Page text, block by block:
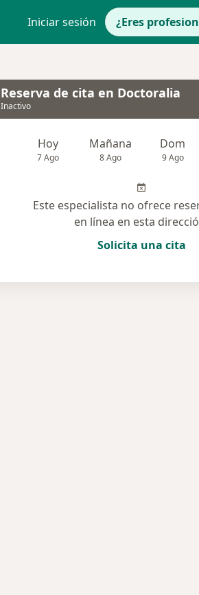
Iniciar sesión ¿Eres
Reserva de cita en Doctoralia
Inactivo
Hoy
7 Ago
Mañana
8 Ago
Dom
9 Ago
Este especialista no ofrece
en línea en esta
Solicita una cita